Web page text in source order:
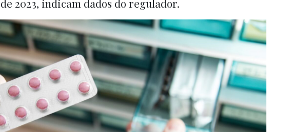
2023, indicam dados do regulador.